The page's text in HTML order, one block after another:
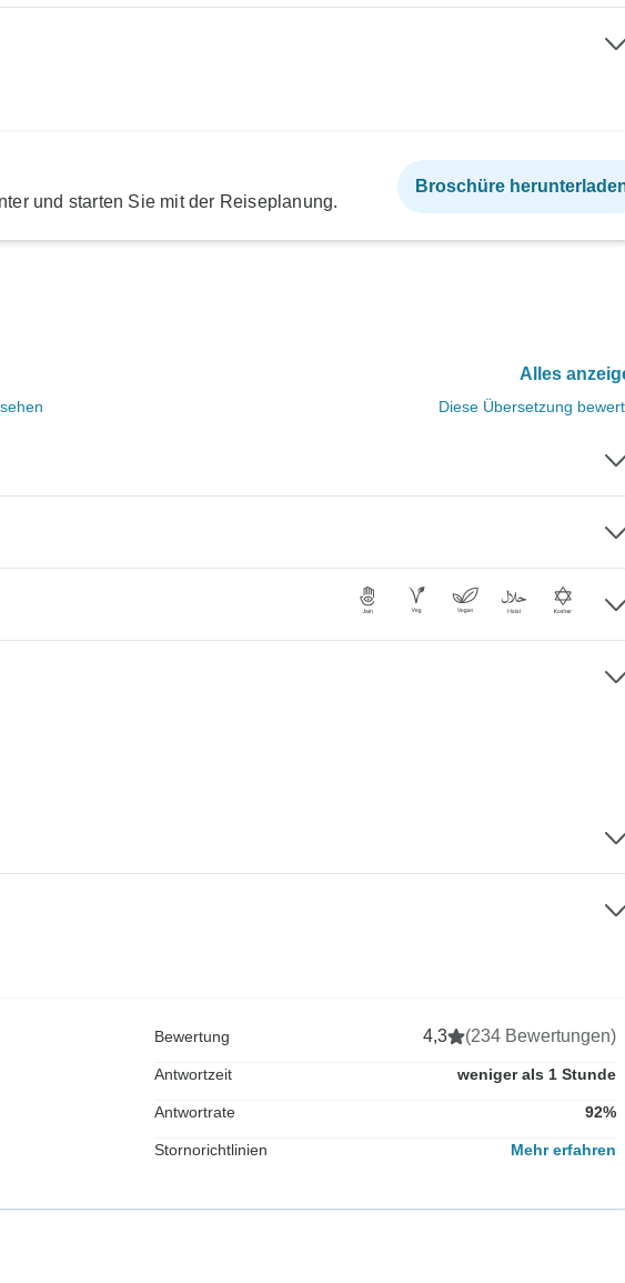
und starten Sie mit der Reiseplanung.
Broschüre
Alles
Diese Übersetzung
Bewertung 4,3 (234 Bewertungen)
Antwortzeit weniger als 1 Stunde
Antwortrate 92%
Stornorichtlinien Mehr erfahren